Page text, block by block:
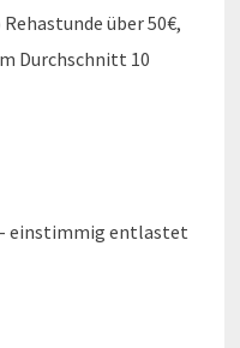
über 50€,
Durchschnitt 10
einstimmig entlastet